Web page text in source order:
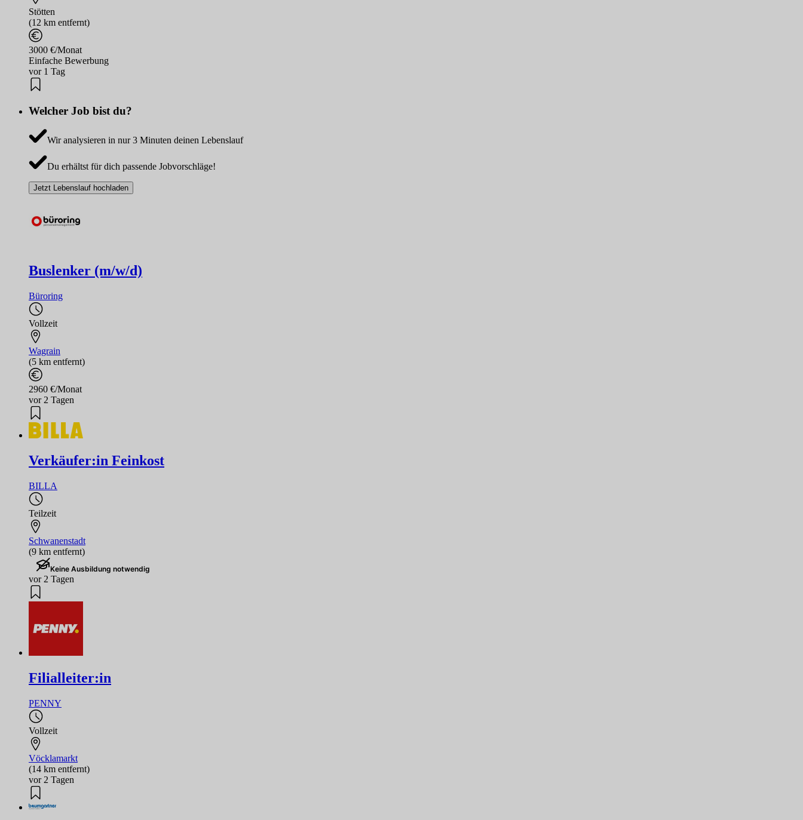
Stötten
(12 km entfernt)
3000 €/Monat
Einfache Bewerbung
vor 1 Tag
Welcher Job bist du?
Wir analysieren in nur 3 Minuten deinen Lebenslauf
Du erhältst für dich passende Jobvorschläge!
Jetzt Lebenslauf hochladen
Buslenker (m/w/d)
Büroring
Vollzeit
Wagrain
(5 km entfernt)
2960 €/Monat
vor 2 Tagen
Verkäufer:in Feinkost
BILLA
Teilzeit
Schwanenstadt
(9 km entfernt)
Keine Ausbildung notwendig
vor 2 Tagen
Filialleiter:in
PENNY
Vollzeit
Vöcklamarkt
(14 km entfernt)
vor 2 Tagen